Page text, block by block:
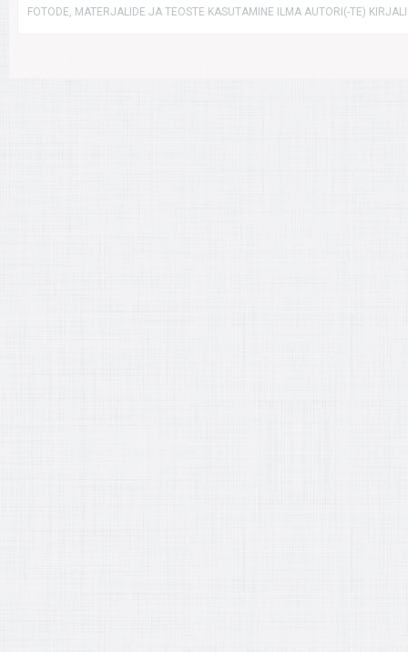
FOTODE, MATERJALIDE JA TEOSTE KASUTAMINE ILMA AUTORI(-TE)